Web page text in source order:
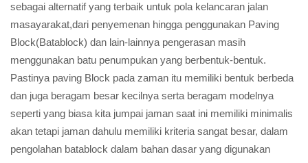
sebagai alternatif yang terbaik untuk pola kelancaran jalan
masayarakat,dari penyemenan hingga penggunakan Paving
Block(Batablock) dan lain-lainnya pengerasan masih
menggunakan batu penumpukan yang berbentuk-bentuk.
Pastinya paving Block pada zaman itu memiliki bentuk berbeda
dan juga beragam besar kecilnya serta beragam modelnya
seperti yang biasa kita jumpai jaman saat ini memiliki minimalis
akan tetapi jaman dahulu memiliki kriteria sangat besar, dalam
pengolahan batablock dalam bahan dasar yang digunakan